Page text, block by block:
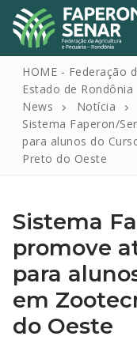
HOME
FAPERON
SENAR
SINDICATOS
HOME - Federação
Estado de Rondônia
News
Notícia
Sistema Faperon/
para alunos do
Preto do Oeste
Sistema
promove
para
em
do Oeste